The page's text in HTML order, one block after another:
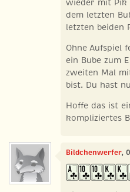
wieder mit Pik
dem letzten
letzten beiden
Ohne Aufspiel
ein Bube zum
zweiten Mal
bist. Du hast
Hoffe das ist
kompliziertes
Bildchenwerfer,